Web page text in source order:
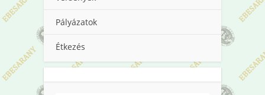
Pályázatok
Étkezés